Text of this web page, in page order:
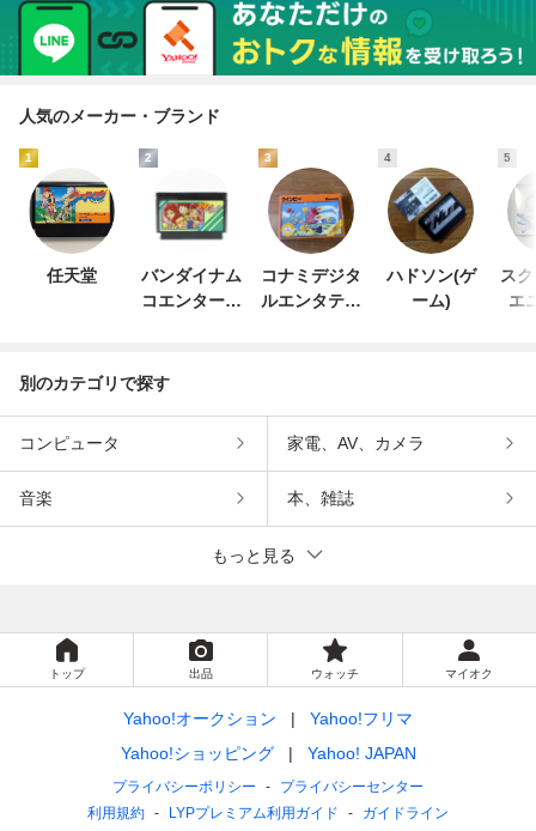
人気のメーカー・ブランド
1
任天堂
2
バンダイナム
コエンターテ
3
コナミデジタ
ルエンタテイ
4
ハドソン(ゲ
ーム)
5
ス
エ
別のカテゴリで探す
コンピュータ 家電、AV、カメラ
音楽 本、雑誌
もっと見る
トップ 出品 ウォッチ マイオク
Yahoo!オークション
Yahoo!フリマ
Yahoo!ショッピング
Yahoo! JAPAN
プライバシーポリシー
プライバシーセンター
利用規約
LYPプレミアム利用ガイド
ガイドライン